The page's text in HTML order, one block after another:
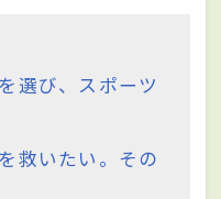
選び、スポーツ
救いたい。その